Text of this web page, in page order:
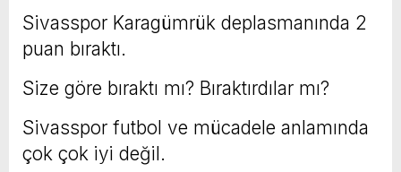
Sivasspor Karagümrük deplasmanında 2
puan bıraktı.
Size göre bıraktı mı? Bıraktırdılar mı?
Sivasspor futbol ve mücadele anlamında
çok çok iyi değil.